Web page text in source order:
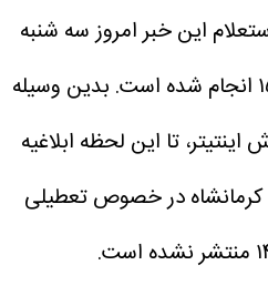
این خبر امروز سه شنبه
بدین وسیله
تا این لحظه ابلاغیه
در خصوص تعطیلی